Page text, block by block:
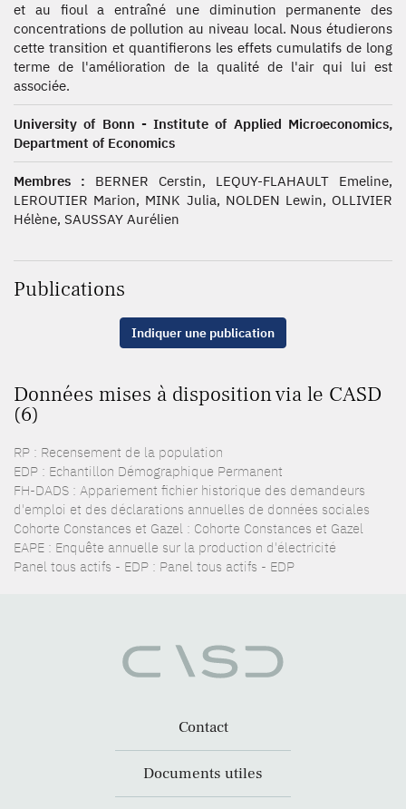
et au fioul a entraîné une diminution permanente des
concentrations de pollution au niveau local. Nous étudierons
cette transition et quantifierons les effets cumulatifs de long
terme de l'amélioration de la qualité de l'air qui lui est
associée.
University of Bonn - Institute of Applied Microeconomics,
Department of Economics
Membres : BERNER Cerstin, LEQUY-FLAHAULT Emeline,
LEROUTIER Marion, MINK Julia, NOLDEN Lewin, OLLIVIER
Hélène, SAUSSAY Aurélien
Publications
Indiquer une publication
Données mises à disposition via le CASD
(6)
RP : Recensement de la population
EDP : Echantillon Démographique Permanent
FH-DADS : Appariement fichier historique des demandeurs
d'emploi et des déclarations annuelles de données sociales
Cohorte Constances et Gazel : Cohorte Constances et Gazel
EAPE : Enquête annuelle sur la production d'électricité
Panel tous actifs - EDP : Panel tous actifs - EDP
Contact
Documents utiles